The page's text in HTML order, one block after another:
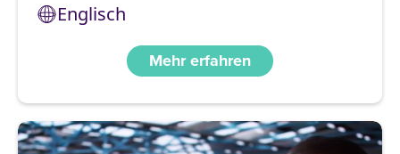
Englisch
Mehr erfahren